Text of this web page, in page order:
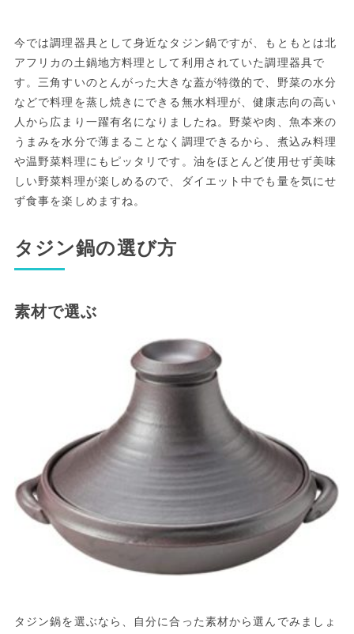
今では調理器具として身近なタジン鍋ですが、もともとは北
アフリカの土鍋地方料理として利用されていた調理器具で
す。三角すいのとんがった大きな蓋が特徴的で、野菜の水分
などで料理を蒸し焼きにできる無水料理が、健康志向の高い
人から広まり一躍有名になりましたね。野菜や肉、魚本来の
うまみを水分で薄まることなく調理できるから、煮込み料理
や温野菜料理にもピッタリです。油をほとんど使用せず美味
しい野菜料理が楽しめるので、ダイエット中でも量を気にせ
ず食事を楽しめますね。
タジン鍋の選び方
素材で選ぶ
タジン鍋を選ぶなら、自分に合った素材から選んでみましょ